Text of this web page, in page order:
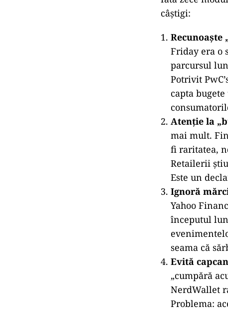
În cele din
permisiunea
Iată zece
câștigi:
Recunoaște
Friday era o
parcursul
Potrivit
capta
Atenție la
mai mult.